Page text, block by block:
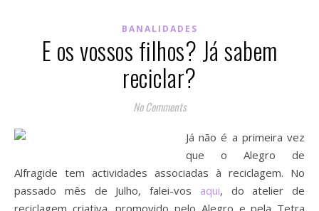
BANALIDADES
E os vossos filhos? Já sabem
reciclar?
No Comments
Já não é a primeira vez
que o Alegro de
Alfragide tem actividades associadas à reciclagem. No
passado mês de Julho, falei-vos aqui, do atelier de
reciclagem criativa, promovido pelo Alegro e pela Tetra